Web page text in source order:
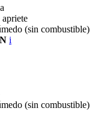
apriete
(sin combustible)
i
(sin combustible)